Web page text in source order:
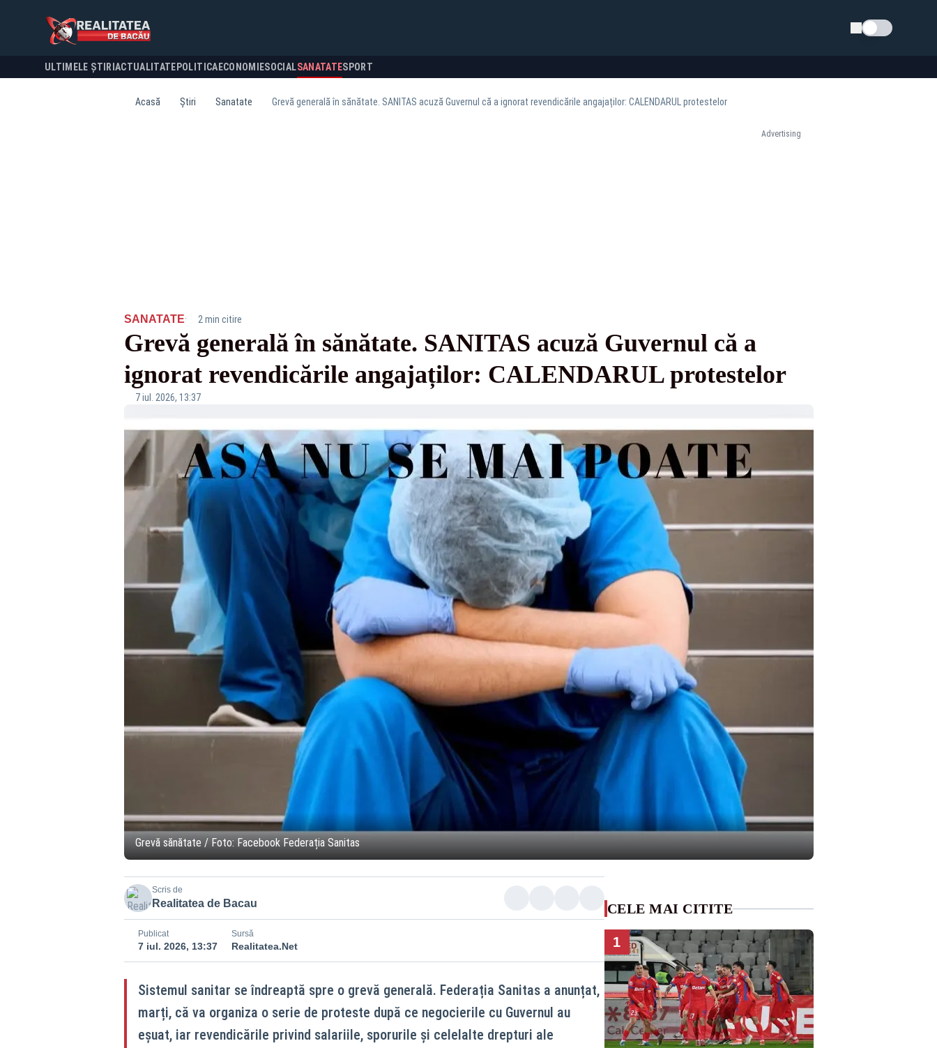
Schimba tema
ULTIMELE ȘTIRI ACTUALITATE POLITICA ECONOMIESOCIALSANATATESPORT
Acasă Știri Sanatate Grevă generală în sănătate. SANITAS acuză Guvernul că a ignorat revendicările angajaților: CALENDARUL protestelor
Advertising
SANATATE· 2 min citire
Grevă generală în sănătate. SANITAS acuză Guvernul că a
ignorat revendicările angajaților: CALENDARUL protestelor
7 iul. 2026, 13:37
Grevă sănătate / Foto: Facebook Federația Sanitas
Scris de
Realitatea de Bacau
Publicat
7 iul. 2026, 13:37
Sursă
Realitatea.Net
Sistemul sanitar se îndreaptă spre o grevă generală. Federația Sanitas a anunțat,
marți, că va organiza o serie de proteste după ce negocierile cu Guvernul au
eșuat, iar revendicările privind salariile, sporurile și celelalte drepturi ale
CELE MAI CITITE
1